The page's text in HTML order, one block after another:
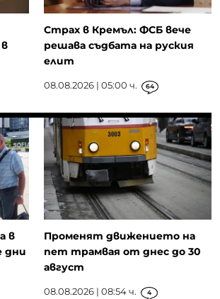
Страх в Кремъл: ФСБ вече
решава съдбата на руския
елит
08.08.2026 | 05:00 ч. 64
в
дни
Променят движението на
пет трамвая от днес до 30
август
08.08.2026 | 08:54 ч. 4